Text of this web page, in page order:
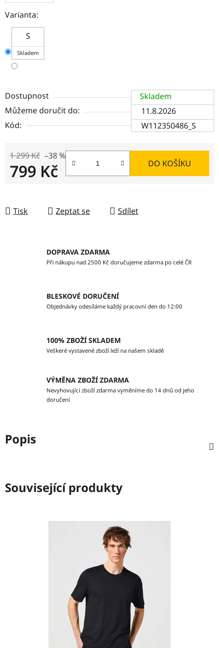
Varianta:
S
Skladem
Dostupnost
Skladem
Můžeme doručit do:
11.8.2026
Kód:
W112350486_S
1 299 Kč –38 %
799 Kč DO KOŠÍKU
Tisk Zeptat se Sdílet
DOPRAVA ZDARMA
Při nákupu nad 2500 Kč doručujeme zdarma po celé ČR
BLESKOVÉ DORUČENÍ
Objednávky odesíláme každý pracovní den do 12:00
100% ZBOŽÍ SKLADEM
Veškeré vystavené zboží leží na našem skladě
VÝMĚNA ZBOŽÍ ZDARMA
Nevyhovující zboží zdarma vyměníme do 14 dnů od jeho
doručení
Popis
Související produkty